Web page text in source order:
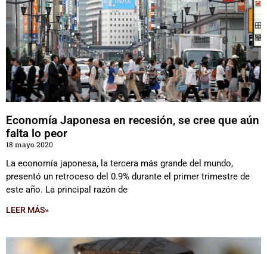
Economía Japonesa en recesión, se cree que aún
falta lo peor
18 mayo 2020
La economía japonesa, la tercera más grande del mundo,
presentó un retroceso del 0.9% durante el primer trimestre de
este año. La principal razón de
LEER MÁS»